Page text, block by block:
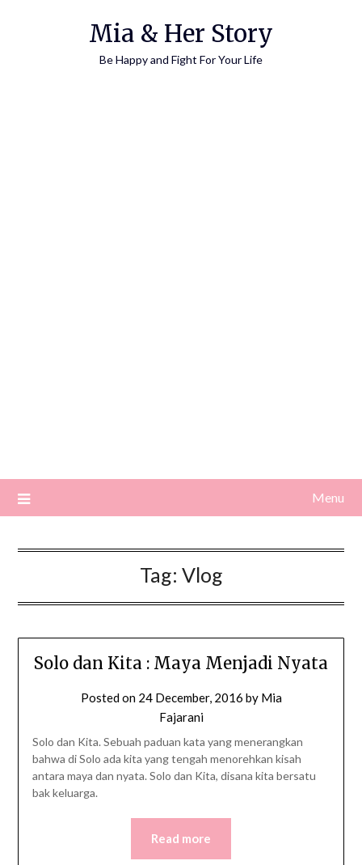
Mia & Her Story
Be Happy and Fight For Your Life
Menu
Tag: Vlog
Solo dan Kita : Maya Menjadi Nyata
Posted on 24 December, 2016 by Mia
Fajarani
Solo dan Kita. Sebuah paduan kata yang menerangkan
bahwa di Solo ada kita yang tengah menorehkan kisah
antara maya dan nyata. Solo dan Kita, disana kita bersatu
bak keluarga.
Read more